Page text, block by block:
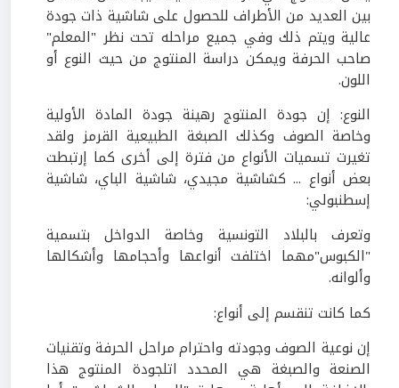
بين العديد من الأطراف للحصول على شاشية ذات جودة
عالية ويتم ذلك وفي جميع مراحله تحت نظر "المعلم"
صاحب الحرفة ويمكن دراسة المنتوج من حيث النوع أو
اللون.
النوع: إن جودة المنتوج رهينة جودة المادة الأولية
وخاصة الصوف وكذلك الصبغة الطبيعية القرمز ولقد
تغيرت تسميات الأنواع من فترة إلى أخرى كما إرتبطت
بعض أنواع ... كشاشية مجيدي، شاشية الباي، شاشية
إسطنبولي:
وتعرف بالبلاد التونسية وخاصة الدواخل بتسمية
"الكبوس"مهما اختلفت أنواعها وأحجامها وأشكالها
وألوانه.
كما كانت تنقسم إلى أنواع:
إن نوعية الصوف وجودته واحترام مراحل الحرفة وتقنيات
الصنعة والصبغة هي المحدد اتلجودة المنتوج هذا